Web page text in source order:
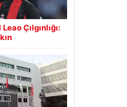
Çılgınlığı: